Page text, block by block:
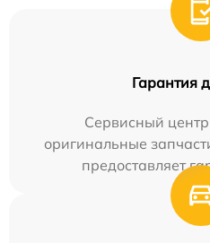
Гарантия
Сервисный
оригинальные
предоставляет